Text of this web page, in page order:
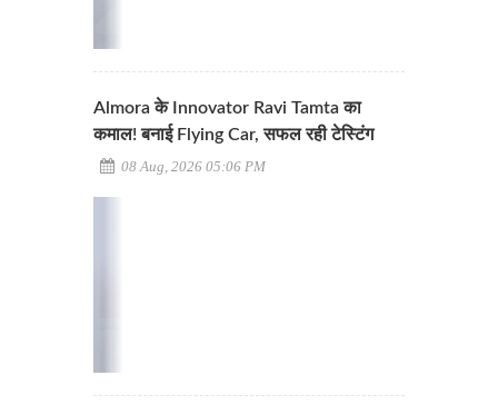
Almora के Innovator Ravi Tamta का
कमाल! बनाई Flying Car, सफल रही टेस्टिंग
08 Aug, 2026 05:06 PM